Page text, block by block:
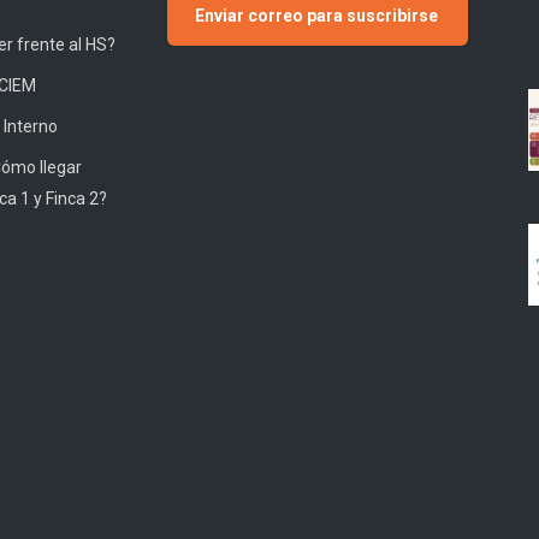
frente al HS?
llegar
1 y Finca 2?
Enviar correo para suscribirse